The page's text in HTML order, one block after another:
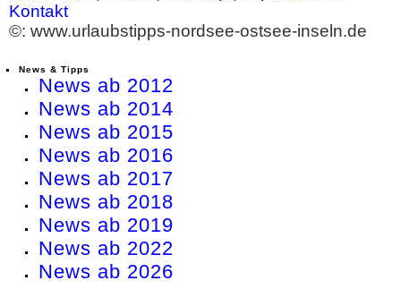
Kontakt
©: www.urlaubstipps-nordsee-ostsee-inseln.de
News & Tipps
News ab 2012
News ab 2014
News ab 2015
News ab 2016
News ab 2017
News ab 2018
News ab 2019
News ab 2022
News ab 2026